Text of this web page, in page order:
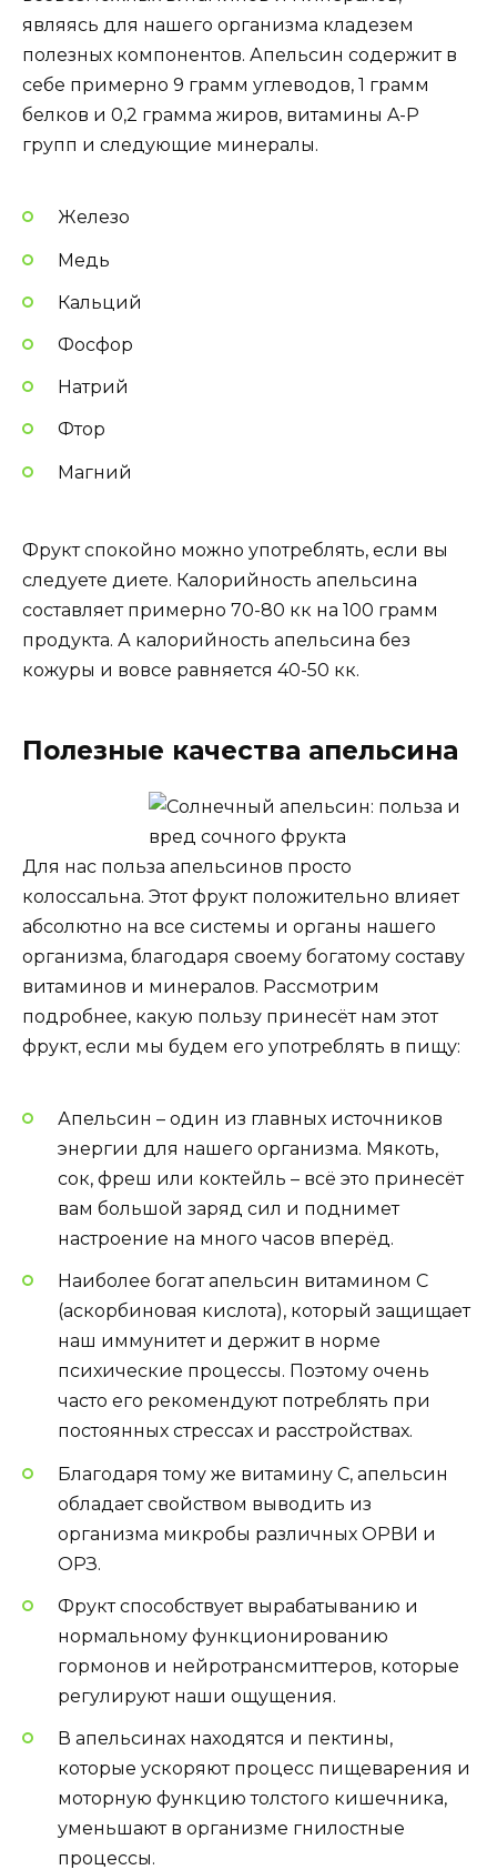
являясь для нашего организма кладезем
полезных компонентов. Апельсин содержит в
себе примерно 9 грамм углеводов, 1 грамм
белков и 0,2 грамма жиров, витамины A-P
групп и следующие минералы.
Железо
Медь
Кальций
Фосфор
Натрий
Фтор
Магний
Фрукт спокойно можно употреблять, если вы
следуете диете. Калорийность апельсина
составляет примерно 70-80 кк на 100 грамм
продукта. А калорийность апельсина без
кожуры и вовсе равняется 40-50 кк.
Полезные качества апельсина
Для нас польза апельсинов просто
колоссальна. Этот фрукт положительно влияет
абсолютно на все системы и органы нашего
организма, благодаря своему богатому составу
витаминов и минералов. Рассмотрим
подробнее, какую пользу принесёт нам этот
фрукт, если мы будем его употреблять в пищу:
Апельсин – один из главных источников
энергии для нашего организма. Мякоть,
сок, фреш или коктейль – всё это принесёт
вам большой заряд сил и поднимет
настроение на много часов вперёд.
Наиболее богат апельсин витамином С
(аскорбиновая кислота), который защищает
наш иммунитет и держит в норме
психические процессы. Поэтому очень
часто его рекомендуют потреблять при
постоянных стрессах и расстройствах.
Благодаря тому же витамину С, апельсин
обладает свойством выводить из
организма микробы различных ОРВИ и
ОРЗ.
Фрукт способствует вырабатыванию и
нормальному функционированию
гормонов и нейротрансмиттеров, которые
регулируют наши ощущения.
В апельсинах находятся и пектины,
которые ускоряют процесс пищеварения и
моторную функцию толстого кишечника,
уменьшают в организме гнилостные
процессы.